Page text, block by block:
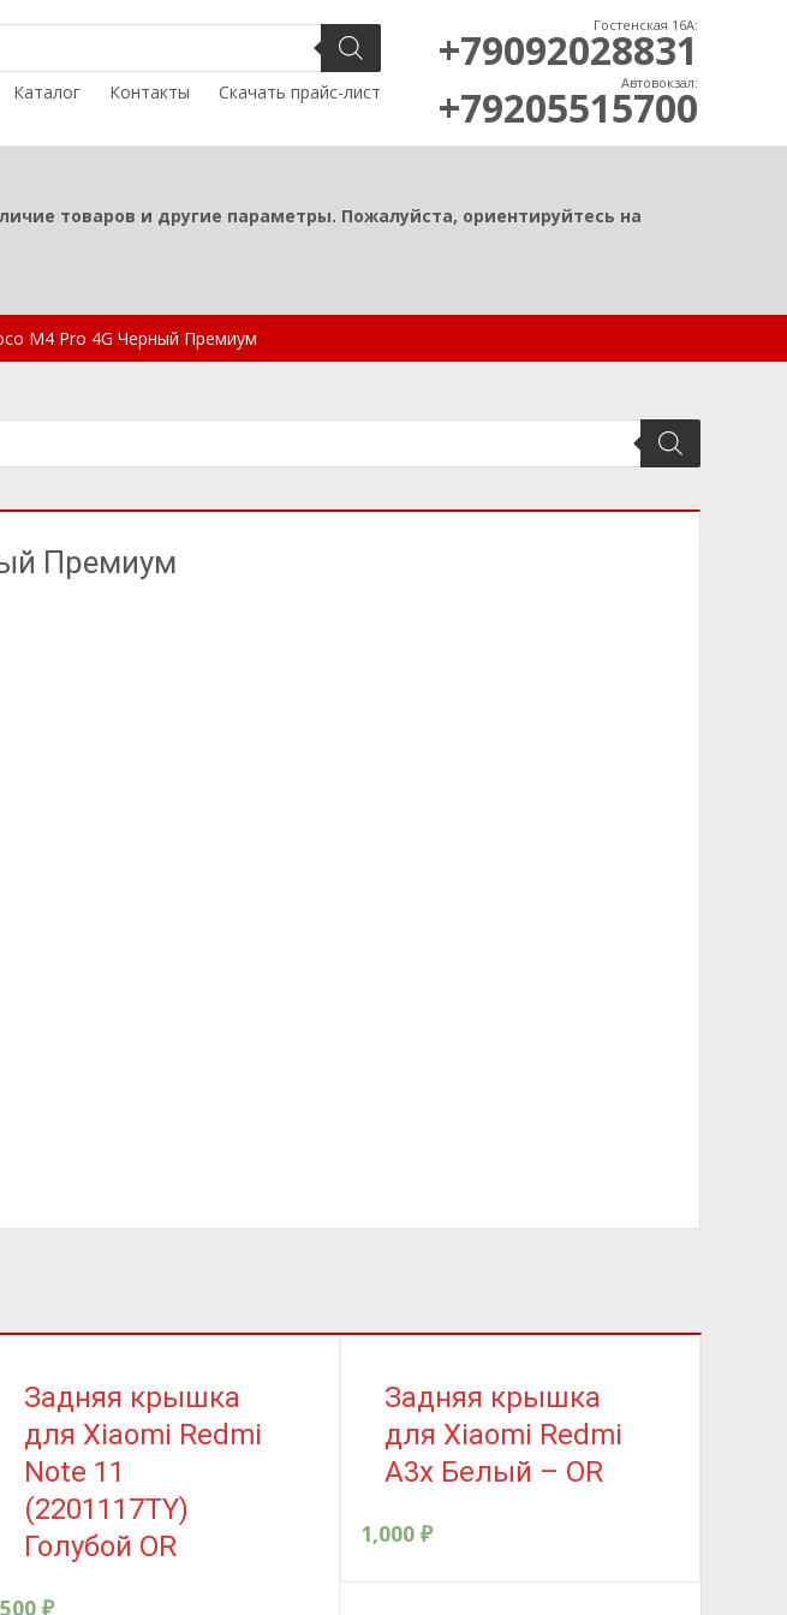
Каталог
Контакты Скачать прайс-лист
Гостенская 16А:
+79092028831
Автовокзал:
+79205515700
товаров и другие параметры. Пожалуйста, ориентируйтесь на
M4 Pro 4G Черный Премиум
Премиум
Задняя крышка
для Xiaomi Redmi
Note 11
(2201117TY)
Голубой OR
500 ₽
Задняя крышка
для Xiaomi Redmi
A3x Белый – OR
1,000 ₽